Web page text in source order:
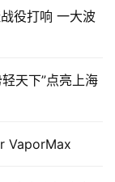
役打响 一大波
天下”点亮上海
VaporMax